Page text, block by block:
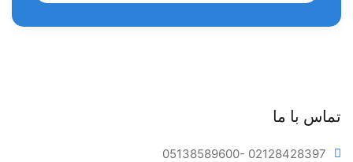
گسترش استخوان آلوئول
تماس با ما
05138589600- 02128428397